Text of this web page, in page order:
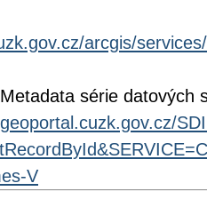
arcgis/
Metadata série datových
V